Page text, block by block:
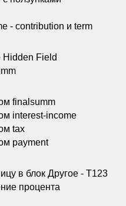
- contribution и term
Field
finalsumm
interest-income
tax
payment
в блок Другое - Т123
процента